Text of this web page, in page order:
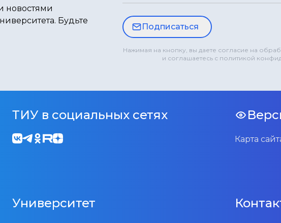
новостями
Будьте
Подписаться
Нажимая на кнопку, вы даете согласие на
и соглашаетесь с политикой
ТИУ в социальных сетях
Карта
Университет